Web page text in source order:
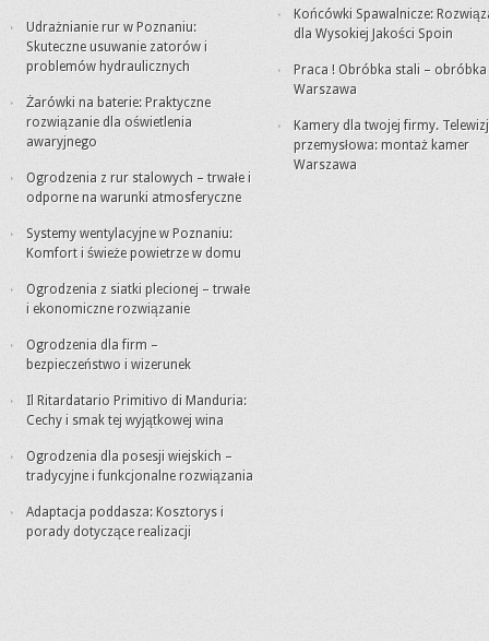
Udrażnianie rur w Poznaniu:
Skuteczne usuwanie zatorów i
problemów hydraulicznych
Żarówki na baterie: Praktyczne
rozwiązanie dla oświetlenia
awaryjnego
Ogrodzenia z rur stalowych – trwałe i
odporne na warunki atmosferyczne
Systemy wentylacyjne w Poznaniu:
Komfort i świeże powietrze w domu
Ogrodzenia z siatki plecionej – trwałe
i ekonomiczne rozwiązanie
Ogrodzenia dla firm –
bezpieczeństwo i wizerunek
Il Ritardatario Primitivo di Manduria:
Cechy i smak tej wyjątkowej wina
Ogrodzenia dla posesji wiejskich –
tradycyjne i funkcjonalne rozwiązania
Adaptacja poddasza: Kosztorys i
porady dotyczące realizacji
Końcówki Spawalnicze:
dla Wysokiej Jakości Spoin
Praca ! Obróbka stali – obróbka
Warszawa
Kamery dla twojej firmy.
przemysłowa: montaż kamer
Warszawa